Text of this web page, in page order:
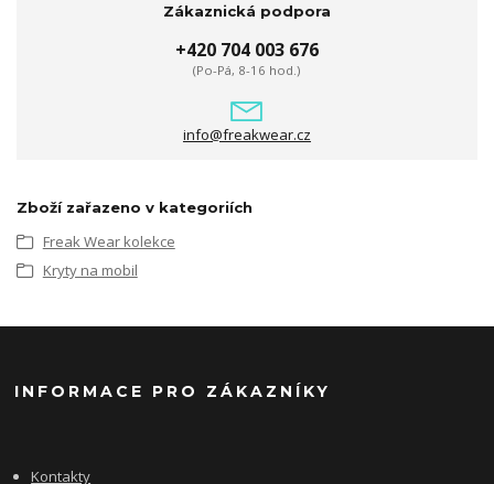
Zákaznická podpora
+420 704 003 676
(Po-Pá, 8-16 hod.)
info@freakwear.cz
Zboží zařazeno v kategoriích
Freak Wear kolekce
Kryty na mobil
INFORMACE PRO ZÁKAZNÍKY
Kontakty